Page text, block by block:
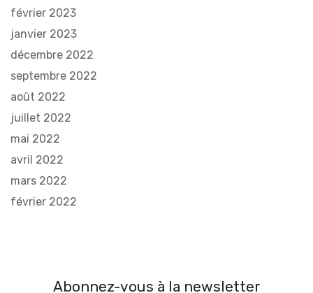
février 2023
janvier 2023
décembre 2022
septembre 2022
août 2022
juillet 2022
mai 2022
avril 2022
mars 2022
février 2022
Abonnez-vous à la newsletter